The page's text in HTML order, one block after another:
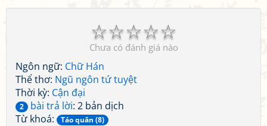
☆
☆
☆
☆
☆
Chưa có đánh giá nào
Ngôn ngữ: Chữ Hán
Thể thơ: Ngũ ngôn tứ tuyệt
Thời kỳ: Cận đại
2 bài trả lời: 2 bản dịch
Từ khoá:
Táo quân (8)